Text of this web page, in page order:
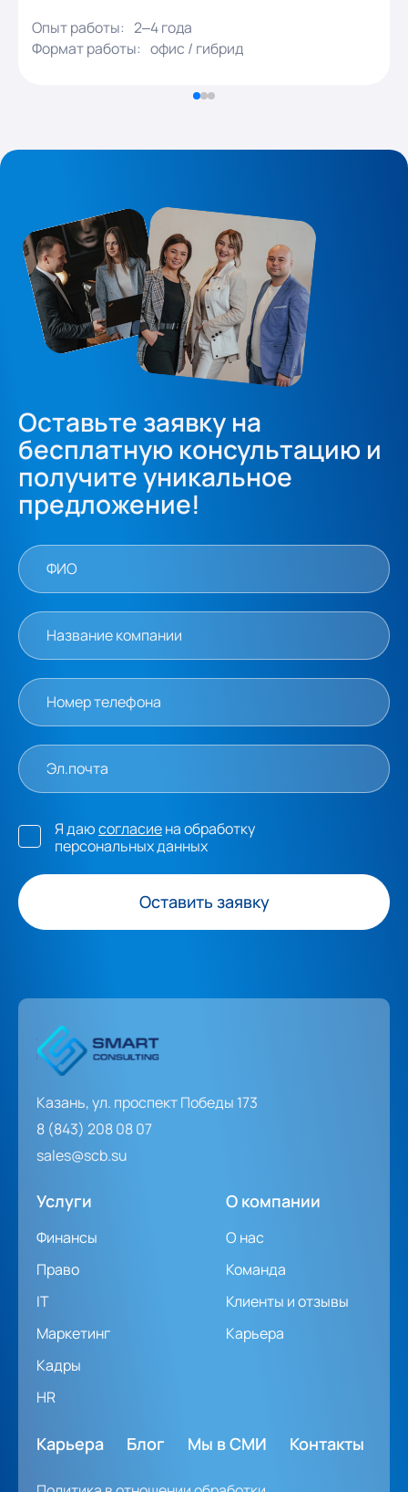
Опыт работы: 2–4 года
Формат работы: офис / гибрид
Оставьте заявку на
бесплатную консультацию и
получите уникальное
предложение!
Оставить заявку
Я даюсогласиена обработку
персональных данных
Казань, ул. проспект Победы 173
8 (843) 208 08 07
sales@scb.su
Услуги
Финансы
Право
IT
Маркетинг
Кадры
HR
О компании
О нас
Команда
Клиенты и отзывы
Карьера
Карьера Блог Мы в СМИ Контакты